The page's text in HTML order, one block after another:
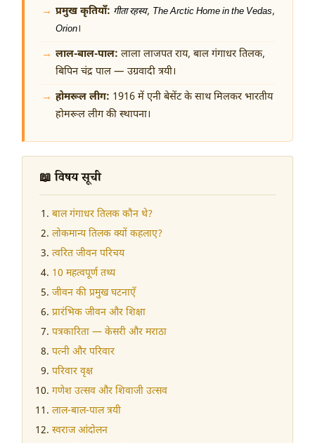
प्रमुख कृतियाँ: गीता रहस्य, The Arctic Home in the Vedas,
Orion।
लाल-बाल-पाल: लाला लाजपत राय, बाल गंगाधर तिलक,
बिपिन चंद्र पाल — उग्रवादी त्रयी।
होमरूल लीग: 1916 में एनी बेसेंट के साथ मिलकर भारतीय
होमरूल लीग की स्थापना।
📖 विषय सूची
बाल गंगाधर तिलक कौन थे?
लोकमान्य तिलक क्यों कहलाए?
त्वरित जीवन परिचय
10 महत्वपूर्ण तथ्य
जीवन की प्रमुख घटनाएँ
प्रारंभिक जीवन और शिक्षा
पत्रकारिता — केसरी और मराठा
पत्नी और परिवार
परिवार वृक्ष
गणेश उत्सव और शिवाजी उत्सव
लाल-बाल-पाल त्रयी
स्वराज आंदोलन